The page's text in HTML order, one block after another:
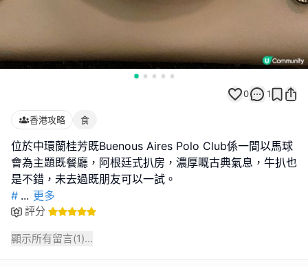
0 1
香港攻略 食
位於中環蘭桂芳既Buenous Aires Polo Club係一間以馬球
會為主題既餐廳，阿根廷式扒房，濃厚嘅古典氣息，牛扒也
# ... 更多
評分
顯示所有留言(1)...